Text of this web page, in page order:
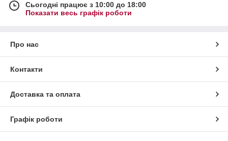
Сьогодні працює з 10:00 до 18:00
Показати весь графік роботи
Про нас
Контакти
Доставка та оплата
Графік роботи